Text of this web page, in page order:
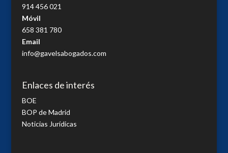
914 456 021
Móvil
658 381 780
Email
info@gavelsabogados.com
Enlaces de interés
BOE
BOP de Madrid
Noticias Jurídicas